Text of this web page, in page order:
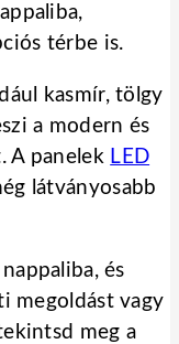
térbe is.
kasmír, tölgy
a modern és
A panelek LED
látványosabb
és
megoldást vagy
meg a